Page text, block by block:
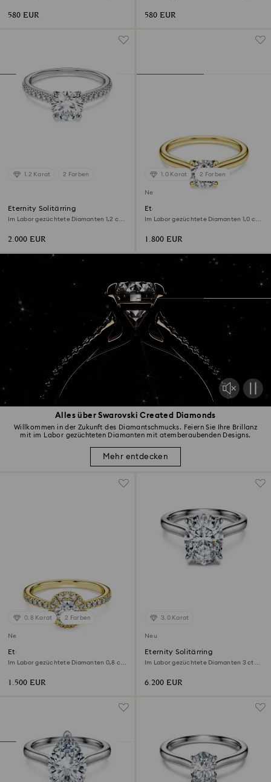
Alles über Swarovski Created Diamonds
Willkommen in der Zukunft des Diamantschmucks. Feiern Sie Ihre Brillanz
mit im Labor gezüchteten Diamanten mit atemberaubenden Designs.
Mehr entdecken
580 EUR 580 EUR
1.2 Karat 2 Farben
Eternity Solitärring
Im Labor gezüchtete Diamanten 1,2 ct
2.000 EUR
1.0 Karat 2 Farben
Neu
Eternity Solitärring
Im Labor gezüchtete Diamanten 1,0 ct
1.800 EUR
0.8 Karat 2 Farben
Neu
Eternity Strahlenkranz-
Solitärring
Im Labor gezüchtete Diamanten 0,8 ct
1.500 EUR
3.0 Karat
Neu
Eternity Solitärring
Im Labor gezüchtete Diamanten 3 ct
6.200 EUR